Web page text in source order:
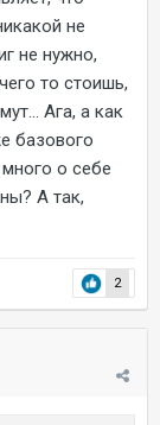
не
не нужно,
то стоишь,
Ага, а как
базового
о себе
А так,
2